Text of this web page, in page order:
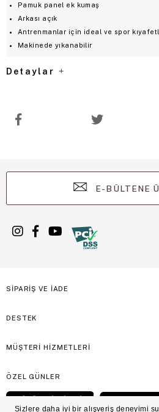
Pamuk panel ek kumaş
Arkası açık
Antrenmanlar için ideal ve spor
Makinede yıkanabilir
Detaylar
E-BÜLTENE
SİPARİŞ VE İADE
DESTEK
MÜŞTERİ HİZMETLERİ
ÖZEL GÜNLER